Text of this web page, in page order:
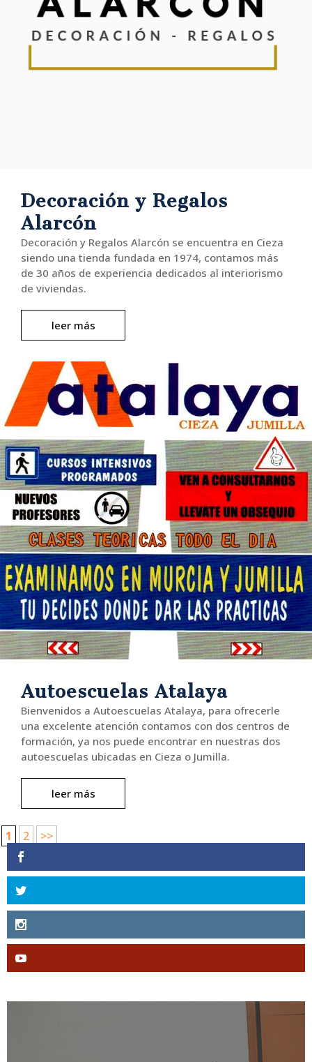
Decoración y Regalos
Alarcón
Decoración y Regalos Alarcón se encuentra en Cieza
siendo una tienda fundada en 1974, contamos más
de 30 años de experiencia dedicados al interiorismo
de viviendas.
leer más
Autoescuelas Atalaya
Bienvenidos a Autoescuelas Atalaya, para ofrecerle
una excelente atención contamos con dos centros de
formación, ya nos puede encontrar en nuestras dos
autoescuelas ubicadas en Cieza o Jumilla.
leer más
1 2 >>